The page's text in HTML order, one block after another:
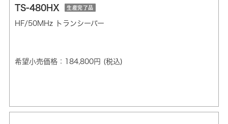
TS-480HX 生産完了品
HF/50MHz トランシーバー
希望小売価格：184,800円 (税込)